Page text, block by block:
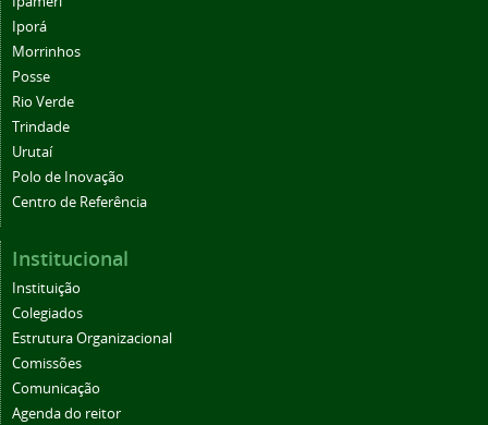
Iporá
Morrinhos
Posse
Rio Verde
Trindade
Urutaí
Polo de Inovação
Centro de Referência
Institucional
Instituição
Colegiados
Estrutura Organizacional
Comissões
Comunicação
Agenda do reitor